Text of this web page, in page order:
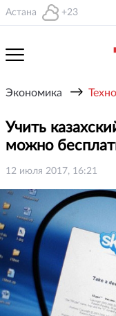
Астана +23
Экономика → Техно
Учить
можно
12 июля 2017, 16:21